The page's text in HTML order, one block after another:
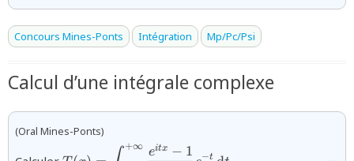
Concours Mines-Ponts Intégration Mp/Pc/Psi
Calcul d’une intégrale complexe
(Oral Mines-Ponts)
+∞ eitx − 1 −t